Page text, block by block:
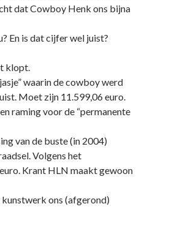
dat Cowboy Henk ons bijna
En is dat cijfer wel juist?
klopt.
waarin de cowboy werd
Moet zijn 11.599,06 euro.
raming voor de “permanente
van de buste (in 2004)
Volgens het
Krant HLN maakt gewoon
ons (afgerond)